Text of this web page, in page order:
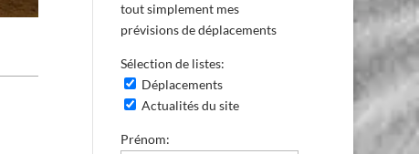
tout simplement mes
prévisions de déplacements
Sélection de listes:
Déplacements
Actualités du site
Prénom: